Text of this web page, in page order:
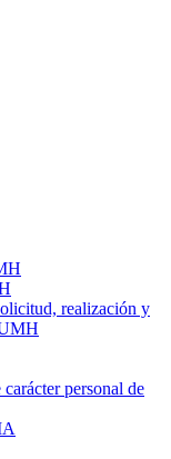
realización y
personal de